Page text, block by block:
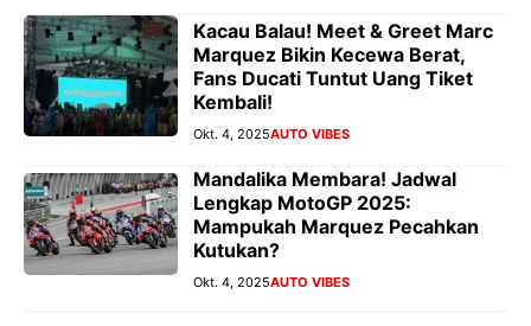
Kacau Balau! Meet & Greet Marc
Marquez Bikin Kecewa Berat,
Fans Ducati Tuntut Uang Tiket
Kembali!
Okt. 4, 2025AUTO VIBES
Mandalika Membara! Jadwal
Lengkap MotoGP 2025:
Mampukah Marquez Pecahkan
Kutukan?
Okt. 4, 2025AUTO VIBES